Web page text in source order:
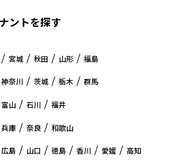
ントを探す
宮城 秋田 山形
福島
神奈川 茨城 栃木
群馬
富山 石川
福井
兵庫 奈良
和歌山
広島 山口 徳島 香川 愛媛
高知